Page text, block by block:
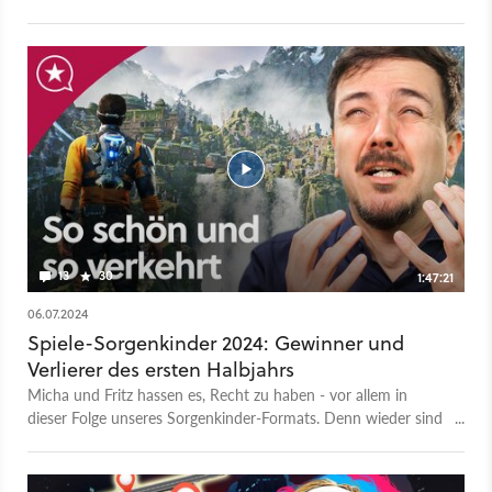
13 30
1:47:21
06.07.2024
Spiele-Sorgenkinder 2024: Gewinner und
Verlierer des ersten Halbjahrs
Micha und Fritz hassen es, Recht zu haben - vor allem in
dieser Folge unseres Sorgenkinder-Formats. Denn wieder sind
Squad: Kill the Justice League - Homeworld 3 - Outcast: A